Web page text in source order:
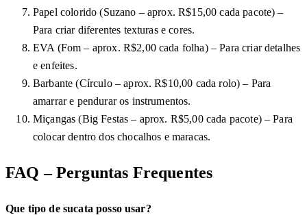
Papel colorido (Suzano – aprox. R$15,00 cada pacote) –
Para criar diferentes texturas e cores.
EVA (Fom – aprox. R$2,00 cada folha) – Para criar detalhes
e enfeites.
Barbante (Círculo – aprox. R$10,00 cada rolo) – Para
amarrar e pendurar os instrumentos.
Miçangas (Big Festas – aprox. R$5,00 cada pacote) – Para
colocar dentro dos chocalhos e maracas.
FAQ – Perguntas Frequentes
Que tipo de sucata posso usar?